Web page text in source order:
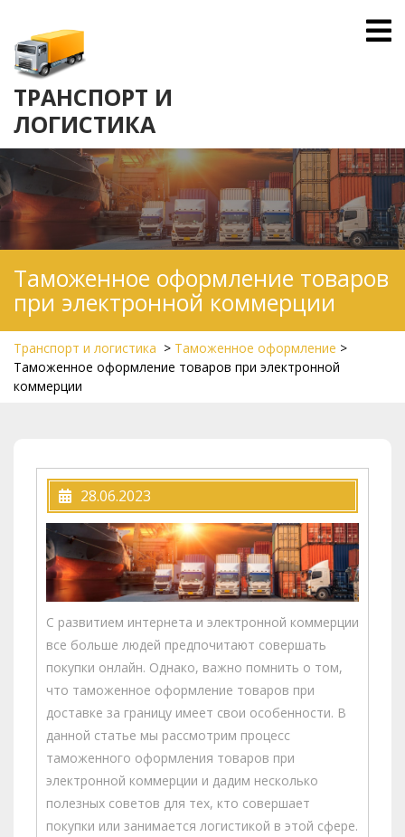
content
ТРАНСПОРТ И
ЛОГИСТИКА
Таможенное оформление товаров
при электронной коммерции
Транспорт и логистика > Таможенное оформление >
Таможенное оформление товаров при электронной
коммерции
28.06.2023
С развитием интернета и электронной коммерции
все больше людей предпочитают совершать
покупки онлайн. Однако, важно помнить о том,
что таможенное оформление товаров при
доставке за границу имеет свои особенности. В
данной статье мы рассмотрим процесс
таможенного оформления товаров при
электронной коммерции и дадим несколько
полезных советов для тех, кто совершает
покупки или занимается логистикой в этой сфере.